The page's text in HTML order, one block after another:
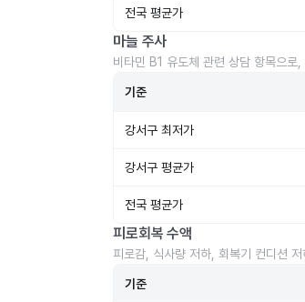
전국 평균가
마늘 주사
비타민 B1 유도체 관련 상담 항목으
기준
강서구 최저가
강서구 평균가
전국 평균가
피로회복 수액
피로감, 식사량 저하, 회복기 컨디션
기준